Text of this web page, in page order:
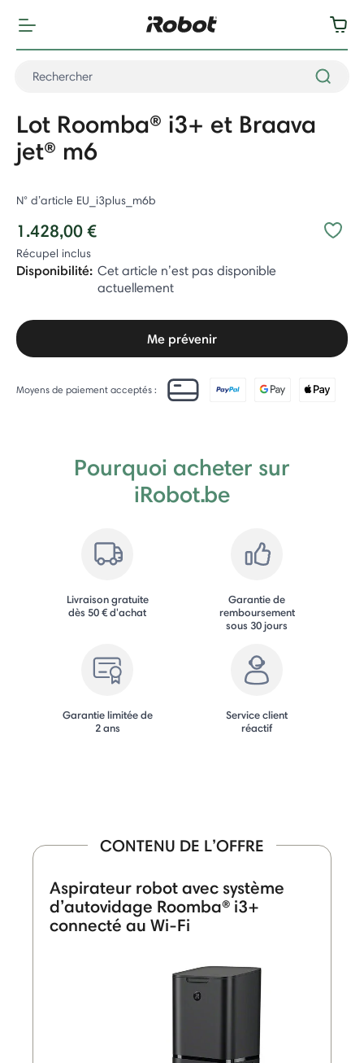
Lot Roomba® i3+ et Braava
jet® m6
N° d’article EU_i3plus_m6b
1.428,00 €
Récupel inclus
Disponibilité: Cet article n’est pas disponible
actuellement
Me prévenir
Moyens de paiement acceptés :
Pourquoi acheter sur
iRobot.be
Livraison gratuite
dès 50 € d'achat
Garantie de
remboursement
sous 30 jours
Garantie limitée de
2 ans
Service client
réactif
CONTENU DE L’OFFRE
Aspirateur robot avec système
d’autovidage Roomba® i3+
connecté au Wi-Fi